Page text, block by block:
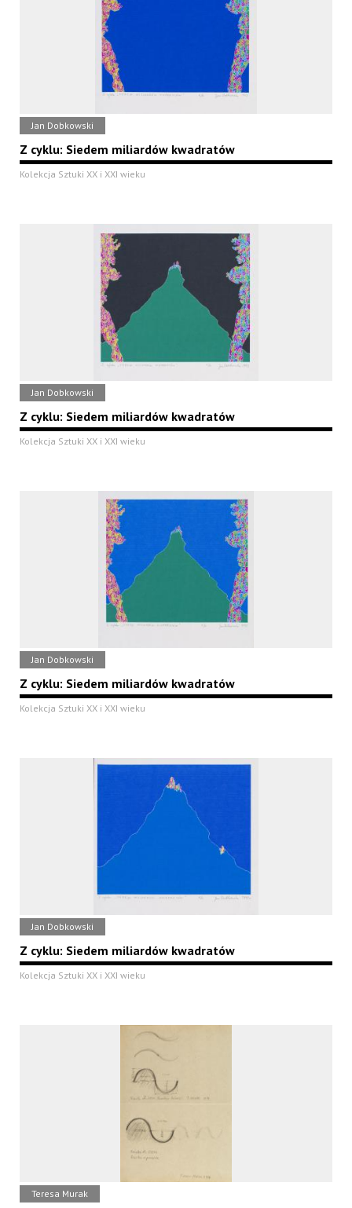
Jan Dobkowski
Z cyklu: Siedem miliardów kwadratów
Kolekcja Sztuki XX i XXI wieku
Jan Dobkowski
Z cyklu: Siedem miliardów kwadratów
Kolekcja Sztuki XX i XXI wieku
Jan Dobkowski
Z cyklu: Siedem miliardów kwadratów
Kolekcja Sztuki XX i XXI wieku
Jan Dobkowski
Z cyklu: Siedem miliardów kwadratów
Kolekcja Sztuki XX i XXI wieku
Teresa Murak